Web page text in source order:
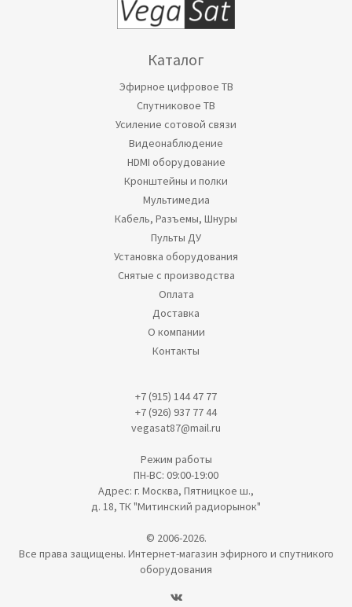
Каталог
Эфирное цифровое ТВ
Спутниковое ТВ
Усиление сотовой связи
Видеонаблюдение
HDMI оборудование
Кронштейны и полки
Мультимедиа
Кабель, Разъемы, Шнуры
Пульты ДУ
Установка оборудования
Снятые с производства
Оплата
Доставка
О компании
Контакты
+7 (915) 144 47 77
+7 (926) 937 77 44
vegasat87@mail.ru
Режим работы
ПН-ВС: 09:00-19:00
Адрес: г. Москва, Пятницкое ш.,
д. 18, ТК "Митинский радиорынок"
© 2006-2026.
Все права защищены. Интернет-магазин эфирного и спутникого
оборудования